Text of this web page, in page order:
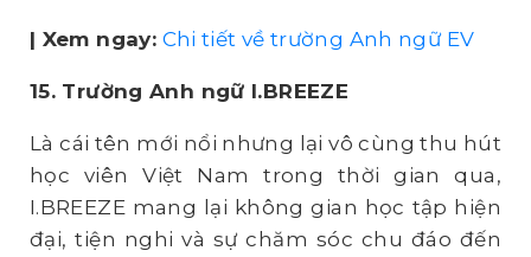
| Xem ngay: Chi tiết về trường Anh ngữ EV
15. Trường Anh ngữ I.BREEZE
Là cái tên mới nổi nhưng lại vô cùng thu hút
học viên Việt Nam trong thời gian qua,
I.BREEZE mang lại không gian học tập hiện
đại, tiện nghi và sự chăm sóc chu đáo đến